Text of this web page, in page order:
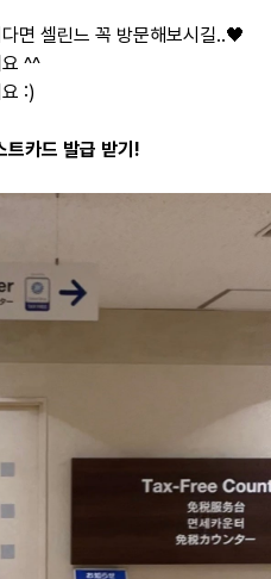
면 셀린느 꼭 방문해보시길..🖤
^^
:)
트카드 발급 받기!